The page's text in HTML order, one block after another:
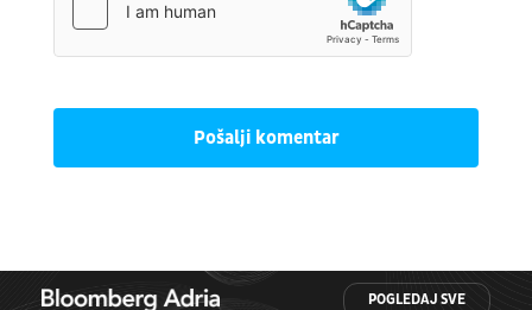
Pošalji komentar
POGLEDAJ SVE